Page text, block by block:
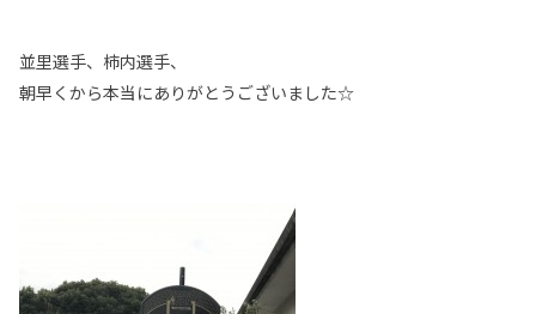
並里選手、柿内選手、
朝早くから本当にありがとうございました☆